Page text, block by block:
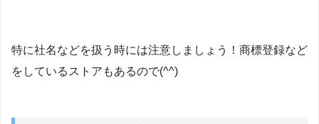
特に社名などを扱う時には注意しましょう！商標登録など
をしているストアもあるので(^^)